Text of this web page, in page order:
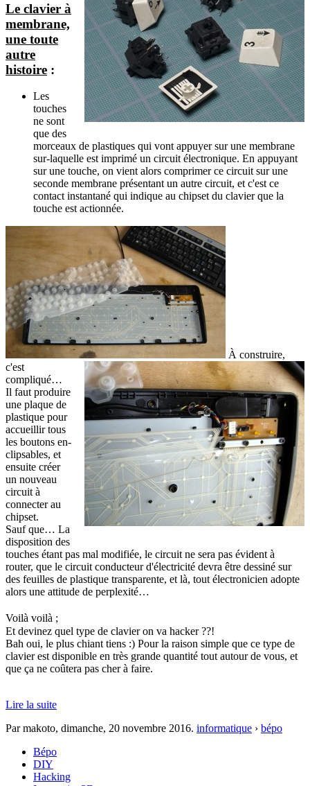
Le clavier à
membrane,
une toute
autre
histoire :
Les
touches
ne sont
que des
morceaux de plastiques qui vont appuyer sur une membrane
sur-laquelle est imprimé un circuit électronique. En appuyant
sur une touche, on vient alors comprimer ce circuit sur une
seconde membrane présentant un autre circuit, et c'est ce
contact instantané qui indique au chipset du clavier que la
touche est actionnée.
À construire,
c'est
compliqué…
Il faut produire
une plaque de
plastique pour
accueillir tous
les boutons en-
clipsables, et
ensuite créer
un nouveau
circuit à
connecter au
chipset.
Sauf que… La
disposition des
touches étant pas mal modifiée, le circuit ne sera pas évident à
router, que le circuit conducteur d'électricité devra être dessiné sur
des feuilles de plastique transparente, et là, tout électronicien adopte
alors une attitude de perplexité…
Voilà voilà ;
Et devinez quel type de clavier on va hacker ??!
Bah oui, le plus chiant tiens :) Pour la raison simple que ce type de
clavier est disponible en très grande quantité tout autour de vous, et
que ça ne coûtera pas cher à faire.
Lire la suite
Par makoto, dimanche, 20 novembre 2016. informatique › bépo
Bépo
DIY
Hacking